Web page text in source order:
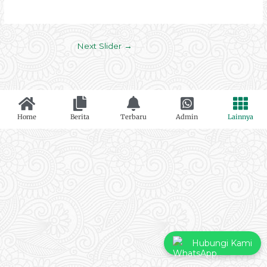
Next Slider →
Home Berita Terbaru Admin Lainnya
Hubungi Kami